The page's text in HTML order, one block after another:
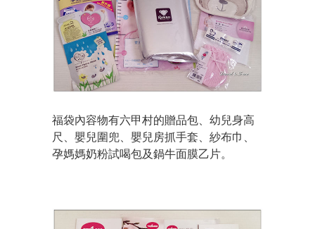
福袋內容物有六甲村的贈品包、幼兒身高
尺、嬰兒圍兜、嬰兒房抓手套、紗布巾、
孕媽媽奶粉試喝包及鍋牛面膜乙片。